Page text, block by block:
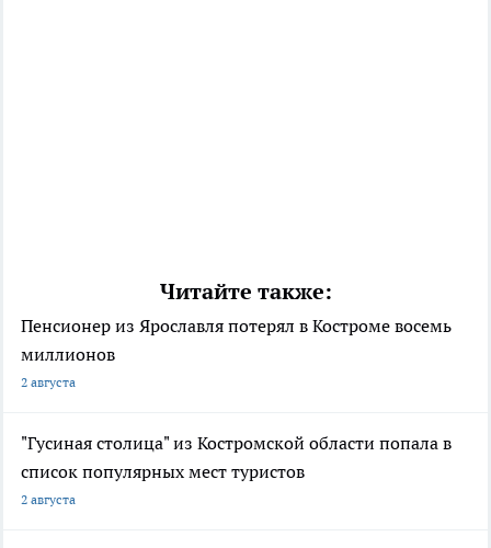
Читайте также:
Пенсионер из Ярославля потерял в Костроме восемь
миллионов
2 августа
"Гусиная столица" из Костромской области попала в
список популярных мест туристов
2 августа